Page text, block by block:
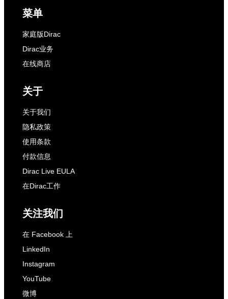
菜单
家庭版Dirac
Dirac业务
在线商店
关于
关于我们
隐私政策
使用条款
付款信息
Dirac Live EULA
在Dirac工作
关注我们
在 Facebook 上
LinkedIn
Instagram
YouTube
微博